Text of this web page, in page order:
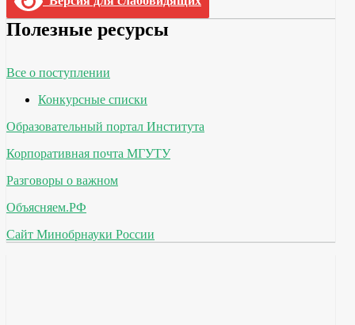
Полезные ресурсы
Все о поступлении
Конкурсные списки
Образовательный портал Института
Корпоративная почта МГУТУ
Разговоры о важном
Объясняем.РФ
Сайт Минобрнауки России